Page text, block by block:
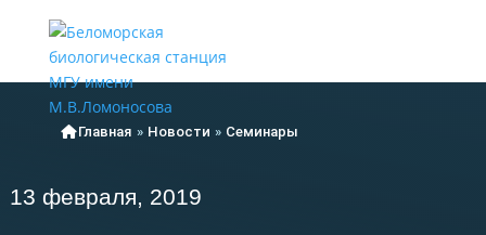
Главная » Новости » Семинары
13 февраля, 2019